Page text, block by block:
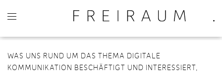
WAS UNS RUND UM DAS THEMA DIGITALE
KOMMUNIKATION BESCHÄFTIGT UND INTERESSIERT,